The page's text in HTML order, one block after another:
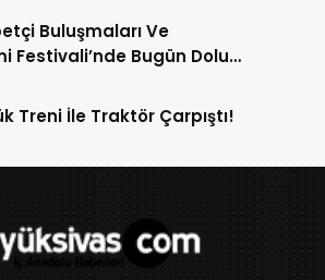
Buluşmaları Ve
Festivali’nde Bugün Dolu
Treni İle Traktör Çarpıştı!